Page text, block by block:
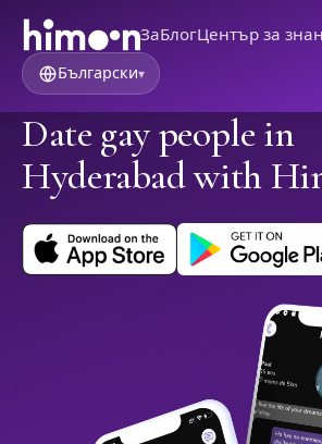
ЗаБлогЦентър за
Български▾
Date gay people in
Hyderabad with